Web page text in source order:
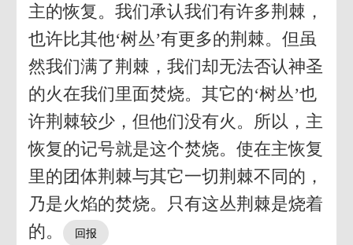
主的恢复。我们承认我们有许多荆棘，
也许比其他‘树丛’有更多的荆棘。但虽
然我们满了荆棘，我们却无法否认神圣
的火在我们里面焚烧。其它的‘树丛’也
许荆棘较少，但他们没有火。所以，主
恢复的记号就是这个焚烧。使在主恢复
里的团体荆棘与其它一切荆棘不同的，
乃是火焰的焚烧。只有这丛荆棘是烧着
的。